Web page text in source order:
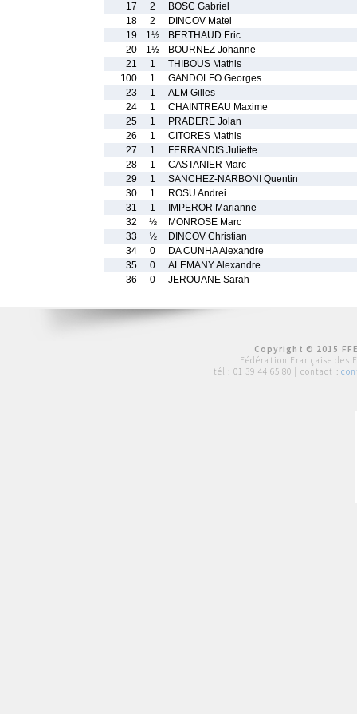
17
2
BOSC Gabriel
18
2
DINCOV Matei
19
1½
BERTHAUD Eric
20
1½
BOURNEZ Johanne
21
1
THIBOUS Mathis
100
1
GANDOLFO Georges
23
1
ALM Gilles
24
1
CHAINTREAU Maxime
25
1
PRADERE Jolan
26
1
CITORES Mathis
27
1
FERRANDIS Juliette
28
1
CASTANIER Marc
29
1
SANCHEZ-NARBONI Quentin
30
1
ROSU Andrei
31
1
IMPEROR Marianne
32
½
MONROSE Marc
33
½
DINCOV Christian
34
0
DA CUNHA Alexandre
35
0
ALEMANY Alexandre
36
0 JEROUANE Sarah
Copyright © 2015
Fédération Française des
tél : 01 39 44 65 80 | contact :